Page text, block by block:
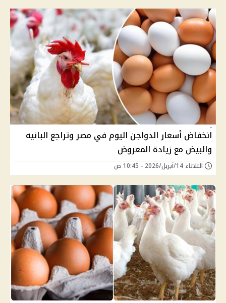
انخفاض أسعار الدواجن اليوم في مصر وتراجع البانيه
والبيض مع زيادة المعروض
الثلاثاء 14/أبريل/2026 - 10:45 ص